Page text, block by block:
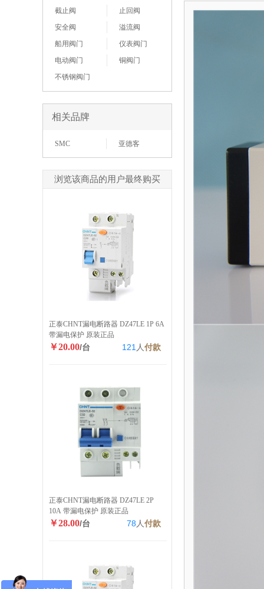
截止阀
止回阀
安全阀
溢流阀
船用阀门
仪表阀门
电动阀门
铜阀门
不锈钢阀门
相关品牌
SMC 亚德客
浏览该商品的用户最终购买
正泰CHNT漏电断路器 DZ47LE 1P 6A
带漏电保护 原装正品
￥20.00/台 121 人付款
正泰CHNT漏电断路器 DZ47LE 2P
10A 带漏电保护 原装正品
￥28.00/台 78 人付款